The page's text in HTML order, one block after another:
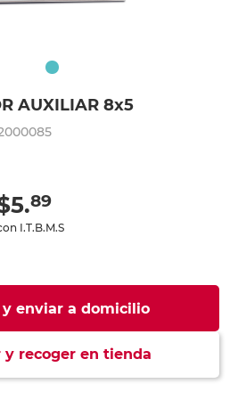
AUXILIAR 8x5
89
I.T.B.M.S
enviar a domicilio
y recoger en tienda